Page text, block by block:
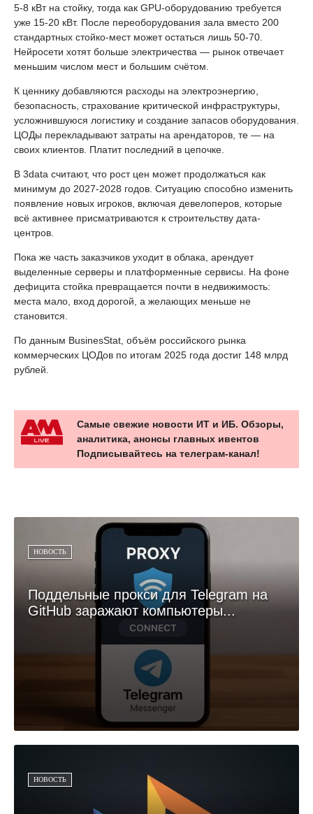
5-8 кВт на стойку, тогда как GPU-оборудованию требуется
уже 15-20 кВт. После переоборудования зала вместо 200
стандартных стойко-мест может остаться лишь 50-70.
Нейросети хотят больше электричества — рынок отвечает
меньшим числом мест и большим счётом.
К ценнику добавляются расходы на электроэнергию,
безопасность, страхование критической инфраструктуры,
усложнившуюся логистику и создание запасов оборудования.
ЦОДы перекладывают затраты на арендаторов, те — на
своих клиентов. Платит последний в цепочке.
В 3data считают, что рост цен может продолжаться как
минимум до 2027-2028 годов. Ситуацию способно изменить
появление новых игроков, включая девелоперов, которые
всё активнее присматриваются к строительству дата-
центров.
Пока же часть заказчиков уходит в облака, арендует
выделенные серверы и платформенные сервисы. На фоне
дефицита стойка превращается почти в недвижимость:
места мало, вход дорогой, а желающих меньше не
становится.
По данным BusinesStat, объём российского рынка
коммерческих ЦОДов по итогам 2025 года достиг 148 млрд
рублей.
Самые свежие новости ИТ и ИБ. Обзоры,
аналитика, анонсы главных ивентов
Подписывайтесь на телеграм-канал!
НОВОСТЬ
Поддельные прокси для Telegram на
GitHub заражают компьютеры...
НОВОСТЬ